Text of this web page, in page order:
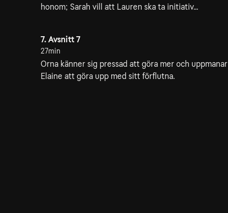
honom; Sarah vill att Lauren ska ta initiativ...
7. Avsnitt 7
27min
Orna känner sig pressad att göra mer och uppmanar
Elaine att göra upp med sitt förflutna.